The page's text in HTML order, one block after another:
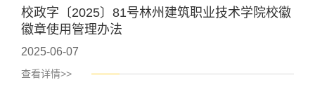
校政字〔2025〕81号林州建筑职业技术学院校徽
徽章使用管理办法
查看详情>>
2025-06-07